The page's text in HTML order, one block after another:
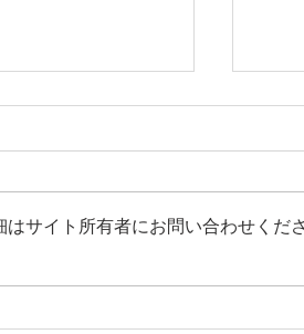
サイト所有者にお問い合わせくだ